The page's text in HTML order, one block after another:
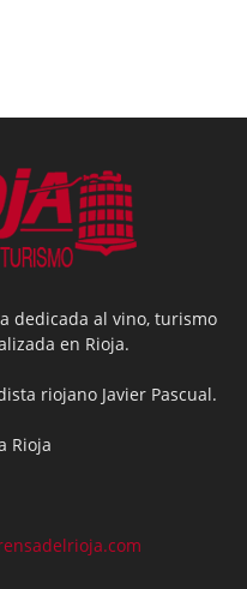
dedicada al vino, turismo
en Rioja.
riojano Javier Pascual.
Rioja